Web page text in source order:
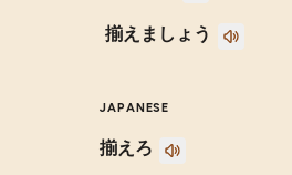
揃えましょう
JAPANESE
揃えろ